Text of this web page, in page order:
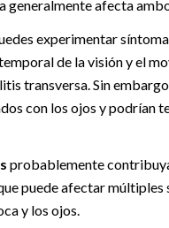
generalmente afecta
experimentar
de la visión y el
transversa. Sin
con los ojos y podrían
probablemente
puede afectar
y los ojos.